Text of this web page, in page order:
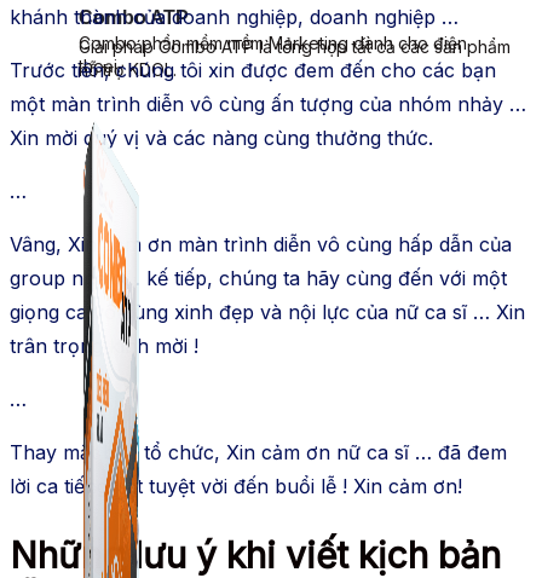
Combo ATP
Giải pháp Combo ATP là tổng hợp tất cả các sản phẩm
hỗ trợ KDOL.
Combo phần mềm mềm Marketing dành cho điện
thoại.
khánh thành của doanh nghiệp, doanh nghiệp …
Trước tiên, chúng tôi xin được đem đến cho các bạn
một màn trình diễn vô cùng ấn tượng của nhóm nhảy …
Xin mời quý vị và các nàng cùng thưởng thức.
…
Vâng, Xin cảm ơn màn trình diễn vô cùng hấp dẫn của
group nhảy … kế tiếp, chúng ta hãy cùng đến với một
giọng ca vô cùng xinh đẹp và nội lực của nữ ca sĩ … Xin
trân trọng kính mời !
…
Thay mặt ban tổ chức, Xin cảm ơn nữ ca sĩ … đã đem
lời ca tiếng hát tuyệt vời đến buổi lễ ! Xin cảm ơn!
Những lưu ý khi viết kịch bản